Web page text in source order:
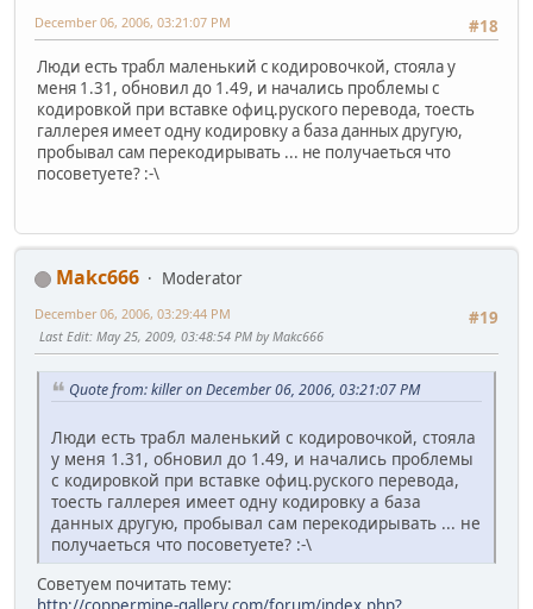
#18
December 06, 2006, 03:21:07 PM
Люди есть трабл маленький с кодировочкой, стояла у
меня 1.31, обновил до 1.49, и начались проблемы с
кодировкой при вставке офиц.руского перевода, тоесть
галлерея имеет одну кодировку а база данных другую,
пробывал сам перекодирывать ... не получаеться что
посоветуете? :-\
Makc666
Moderator
#19
December 06, 2006, 03:29:44 PM
Last Edit: May 25, 2009, 03:48:54 PM by Makc666
Quote from: killer on December 06, 2006, 03:21:07 PM
Люди есть трабл маленький с кодировочкой, стояла
у меня 1.31, обновил до 1.49, и начались проблемы
с кодировкой при вставке офиц.руского перевода,
тоесть галлерея имеет одну кодировку а база
данных другую, пробывал сам перекодирывать ... не
получаеться что посоветуете? :-\
Советуем почитать тему: